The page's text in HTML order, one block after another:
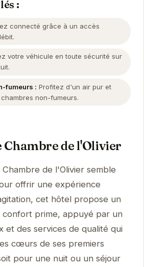
:
connecté grâce à un accès
votre véhicule en toute sécurité sur
fumeurs : Profitez d'un air pur et
non-fumeurs.
Chambre de l'Olivier
de l'Olivier semble
offrir une expérience
cet hôtel propose un
confort prime, appuyé par un
et des services de qualité qui
cœurs de ses premiers
pour une nuit ou un séjour